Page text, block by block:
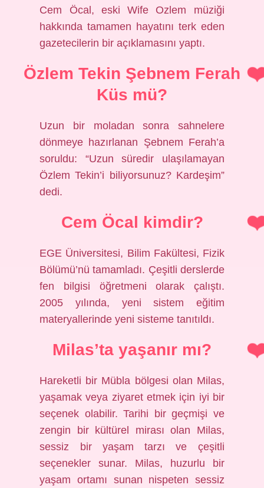
Cem Öcal, eski Wife Ozlem müziği
hakkında tamamen hayatını terk eden
gazetecilerin bir açıklamasını yaptı.
Özlem Tekin Şebnem Ferah
Küs mü?
Uzun bir moladan sonra sahnelere
dönmeye hazırlanan Şebnem Ferah’a
soruldu: “Uzun süredir ulaşılamayan
Özlem Tekin’i biliyorsunuz? Kardeşim”
dedi.
Cem Öcal kimdir?
EGE Üniversitesi, Bilim Fakültesi, Fizik
Bölümü’nü tamamladı. Çeşitli derslerde
fen bilgisi öğretmeni olarak çalıştı.
2005 yılında, yeni sistem eğitim
materyallerinde yeni sisteme tanıtıldı.
Milas’ta yaşanır mı?
Hareketli bir Mübla bölgesi olan Milas,
yaşamak veya ziyaret etmek için iyi bir
seçenek olabilir. Tarihi bir geçmişi ve
zengin bir kültürel mirası olan Milas,
sessiz bir yaşam tarzı ve çeşitli
seçenekler sunar. Milas, huzurlu bir
yaşam ortamı sunan nispeten sessiz